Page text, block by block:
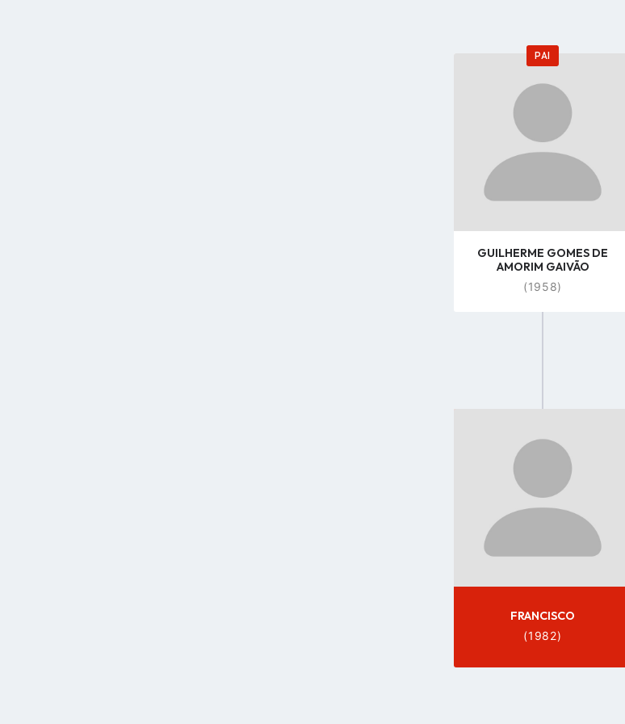
PAI
Go
profile
page
GUILHERME GOMES DE
AMORIM GAIVÃO
(1958)
profile
page
FRANCISCO
(1982)